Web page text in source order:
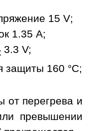
15 V;
1.35 A;
3.3 V;
защиты 160 °С;
от перегрева и
превышении